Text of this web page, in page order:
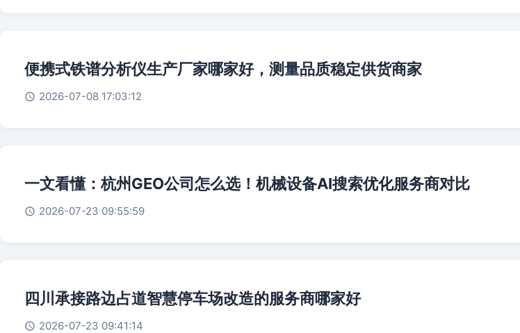
便携式铁谱分析仪生产厂家哪家好，测量品质稳定供货商家
2026-07-08 17:03:12
一文看懂：杭州GEO公司怎么选！机械设备AI搜索优化服务商对比
2026-07-23 09:55:59
四川承接路边占道智慧停车场改造的服务商哪家好
2026-07-23 09:41:14